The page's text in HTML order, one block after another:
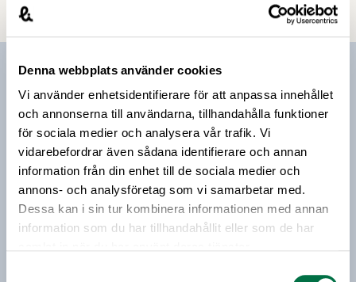
Denna webbplats använder cookies
Vi använder enhetsidentifierare för att anpassa innehållet
och annonserna till användarna, tillhandahålla funktioner
för sociala medier och analysera vår trafik. Vi
vidarebefordrar även sådana identifierare och annan
information från din enhet till de sociala medier och
annons- och analysföretag som vi samarbetar med.
Dessa kan i sin tur kombinera informationen med annan
information som du har tillhandahållit eller som de har
Sverige. Märket betyder att varan är född och
Prenumerera på vårt nyhetsbrev
Vårt nyhetsbrev kommer ut 3-4 gånger i månaden och
riktar sig till alla med ett intresse för
livsmedelsföretagande och den svenska
livsmedelsbranschen. När du anmäler dig till vårt
nyhetsbrev godkänner du Livsmedelsföretagens
hantering av personuppgifter.